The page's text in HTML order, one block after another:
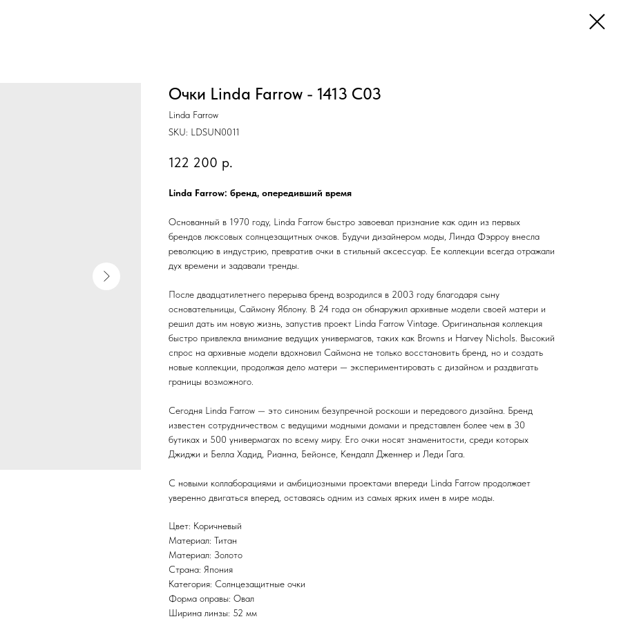
Очки Linda Farrow - 1413 C03
Linda Farrow
SKU: LDSUN0011
122 200 р.
Linda Farrow: бренд, опередивший время
Основанный в 1970 году, Linda Farrow быстро завоевал признание как один из первых
брендов люксовых солнцезащитных очков. Будучи дизайнером моды, Линда Фэрроу внесла
революцию в индустрию, превратив очки в стильный аксессуар. Ее коллекции всегда отражали
дух времени и задавали тренды.
После двадцатилетнего перерыва бренд возродился в 2003 году благодаря сыну
основательницы, Саймону Яблону. В 24 года он обнаружил архивные модели своей матери и
решил дать им новую жизнь, запустив проект Linda Farrow Vintage. Оригинальная коллекция
быстро привлекла внимание ведущих универмагов, таких как Browns и Harvey Nichols. Высокий
спрос на архивные модели вдохновил Саймона не только восстановить бренд, но и создать
новые коллекции, продолжая дело матери — экспериментировать с дизайном и раздвигать
границы возможного.
Сегодня Linda Farrow — это синоним безупречной роскоши и передового дизайна. Бренд
известен сотрудничеством с ведущими модными домами и представлен более чем в 30
бутиках и 500 универмагах по всему миру. Его очки носят знаменитости, среди которых
Джиджи и Белла Хадид, Рианна, Бейонсе, Кендалл Дженнер и Леди Гага.
С новыми коллаборациями и амбициозными проектами впереди Linda Farrow продолжает
уверенно двигаться вперед, оставаясь одним из самых ярких имен в мире моды.
Цвет: Коричневый
Материал: Титан
Материал: Золото
Страна: Япония
Категория: Солнцезащитные очки
Форма оправы: Овал
Ширина линзы: 52 мм